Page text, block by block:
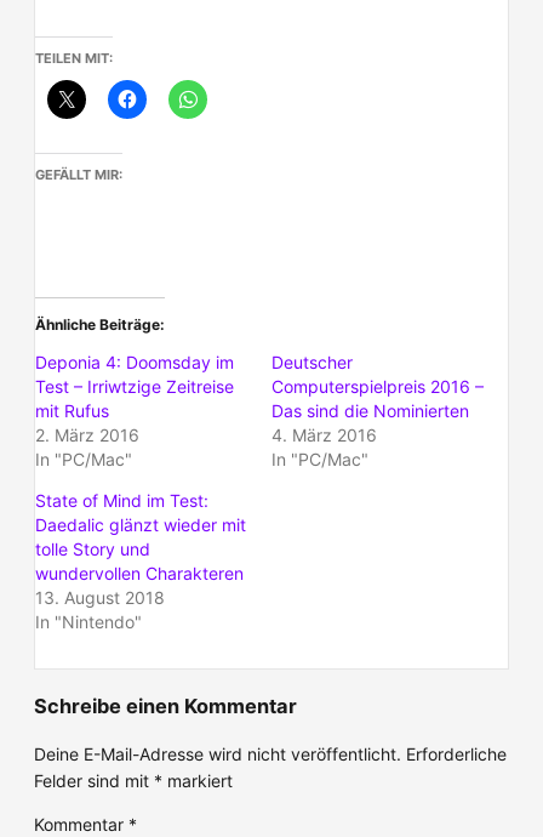
TEILEN MIT:
GEFÄLLT MIR:
Ähnliche Beiträge
Deponia 4: Doomsday im
Test – Irriwtzige Zeitreise
mit Rufus
2. März 2016
In "PC/Mac"
Deutscher
Computerspielpreis 2016 –
Das sind die Nominierten
4. März 2016
In "PC/Mac"
State of Mind im Test:
Daedalic glänzt wieder mit
tolle Story und
wundervollen Charakteren
13. August 2018
In "Nintendo"
Schreibe einen Kommentar
Deine E-Mail-Adresse wird nicht veröffentlicht. Erforderliche
Felder sind mit * markiert
Kommentar *